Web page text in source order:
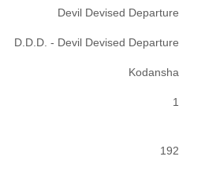
Devil Devised Departure
D.D.D. - Devil Devised Departure
Kodansha
1
192